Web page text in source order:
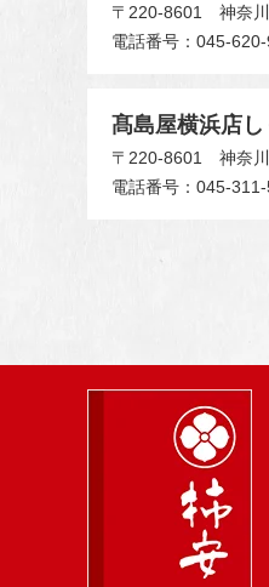
〒220-8601 神奈
電話番号：045-
髙島屋横浜店
〒220-8601 神奈
電話番号：045-311-